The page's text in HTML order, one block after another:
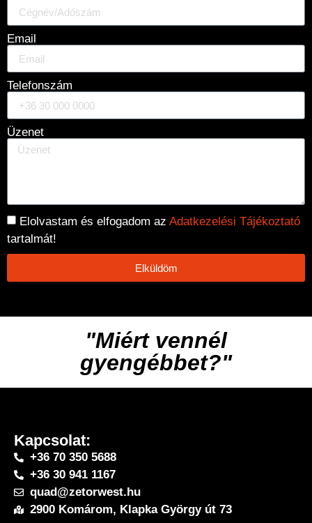
Email
Telefonszám
Üzenet
Elolvastam és elfogadom az Adatkezelési Tájékoztató
tartalmát!
Elküldöm
"Miért vennél
gyengébbet?"
Kapcsolat:
+36 70 350 5688
+36 30 941 1167
quad@zetorwest.hu
2900 Komárom, Klapka György út 73